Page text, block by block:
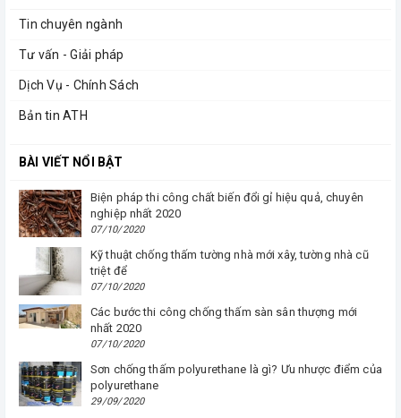
Tin chuyên ngành
Tư vấn - Giải pháp
Dịch Vụ - Chính Sách
Bản tin ATH
BÀI VIẾT NỔI BẬT
Biện pháp thi công chất biến đổi gỉ hiệu quả, chuyên
nghiệp nhất 2020
07/10/2020
Kỹ thuật chống thấm tường nhà mới xây, tường nhà cũ
triệt để
07/10/2020
Các bước thi công chống thấm sàn sân thượng mới
nhất 2020
07/10/2020
Sơn chống thấm polyurethane là gì? Ưu nhược điểm của
polyurethane
29/09/2020